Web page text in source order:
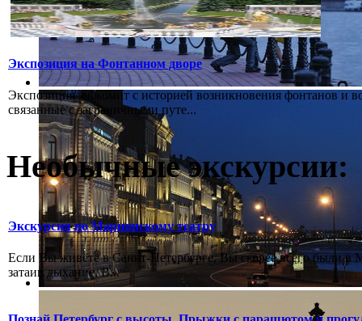
Экспозиция на Фонтанном дворе
Экспозиция знакомит с историей возникновения фонтанов и
связанные с заграничными путе...
Необычные экскурсии:
Экскурсия по Мариинскому театру
Если Вы живёте в Санкт-Петербурге, Вы скорее всего были в
затаив дыхание, В...